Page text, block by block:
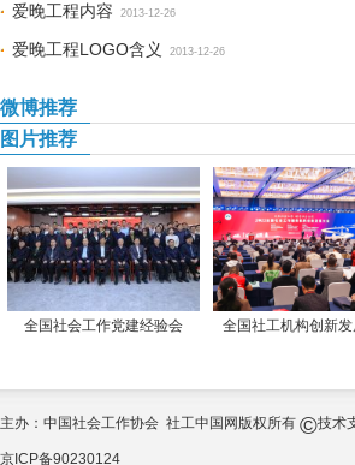
爱晚工程内容 2013-12-26
爱晚工程LOGO含义 2013-12-26
微博推荐
图片推荐
全国社会工作党建经验会 全国社工机构创新
主办：中国社会工作协会 社工中国网版权所有 ©技术
京ICP备90230124